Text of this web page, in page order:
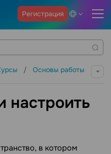
Регистрация
Основы работы
настроить
в котором